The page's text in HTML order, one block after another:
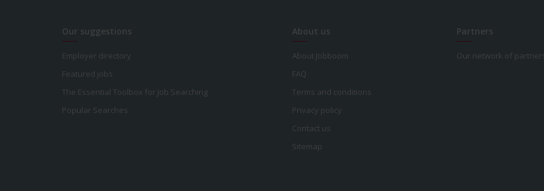
Our suggestions
Employer directory
Featured jobs
The Essential Toolbox for Job Searching
Popular Searches
About us
About Jobboom
FAQ
Terms and conditions
Privacy policy
Contact us
Sitemap
Partners
Our network of